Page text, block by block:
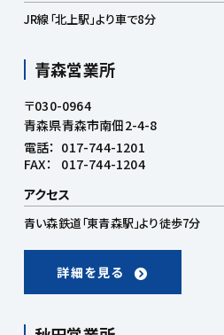
JR線「北上駅」より車で8分
青森営業所
〒030-0964
青森県青森市南佃2-4-8
電話： 017-744-1201
FAX：
017-744-1204
アクセス
青い森鉄道「東青森駅」より徒歩7分
詳細を見る